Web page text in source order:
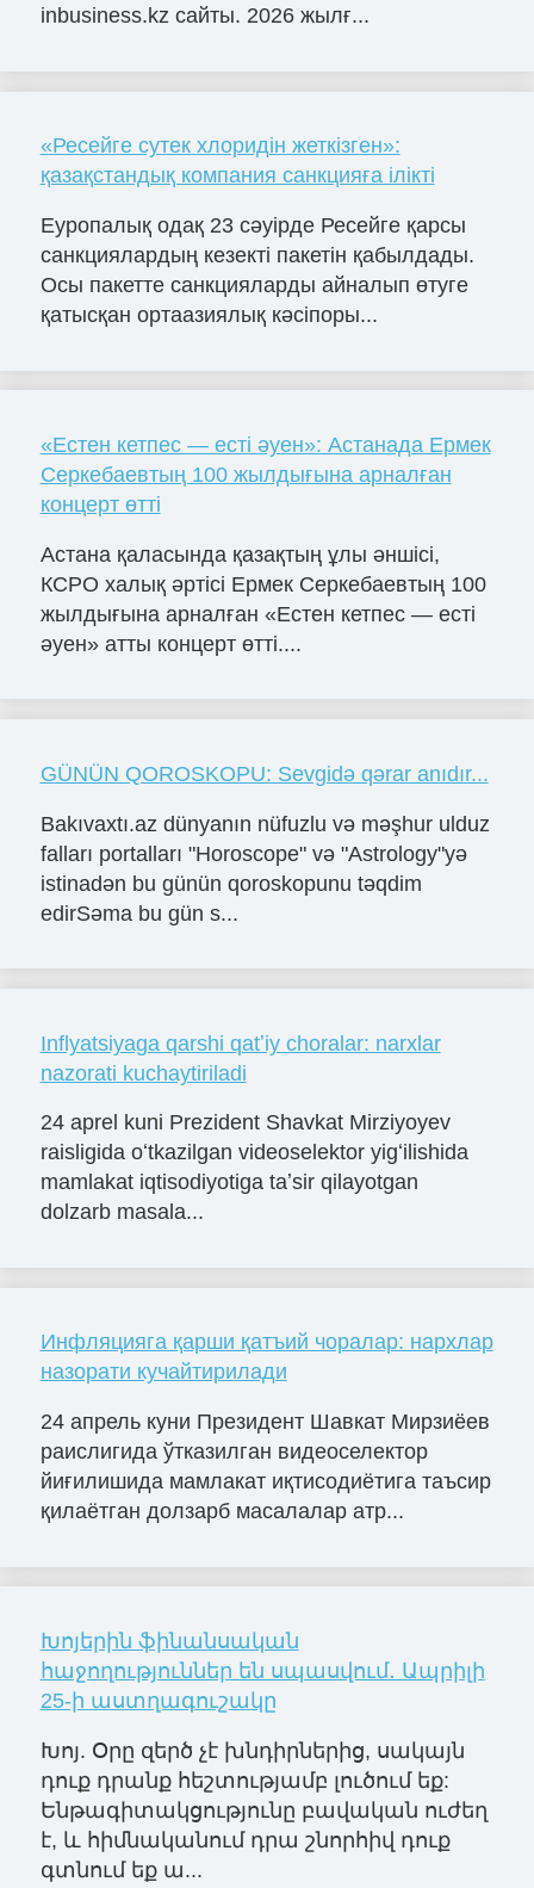
inbusiness.kz сайты. 2026 жылғ...
«Ресейге сутек хлоридін жеткізген»:
қазақстандық компания санкцияға ілікті
Еуропалық одақ 23 сәуірде Ресейге қарсы
санкциялардың кезекті пакетін қабылдады.
Осы пакетте санкцияларды айналып өтуге
қатысқан ортаазиялық кәсіпоры...
«Естен кетпес — есті әуен»: Астанада Ермек
Серкебаевтың 100 жылдығына арналған
концерт өтті
Астана қаласында қазақтың ұлы әншісі,
КСРО халық әртісі Ермек Серкебаевтың 100
жылдығына арналған «Естен кетпес — есті
әуен» атты концерт өтті....
GÜNÜN QOROSKOPU: Sevgidə qərar anıdır...
Bakıvaxtı.az dünyanın nüfuzlu və məşhur ulduz
falları portalları "Horoscope" və "Astrology"yə
istinadən bu günün qoroskopunu təqdim
edirSəma bu gün s...
Inflyatsiyaga qarshi qatʼiy choralar: narxlar
nazorati kuchaytiriladi
24 aprel kuni Prezident Shavkat Mirziyoyev
raisligida oʻtkazilgan videoselektor yigʻilishida
mamlakat iqtisodiyotiga taʼsir qilayotgan
dolzarb masala...
Инфляцияга қарши қатъий чоралар: нархлар
назорати кучайтирилади
24 апрель куни Президент Шавкат Мирзиёев
раислигида ўтказилган видеоселектор
йиғилишида мамлакат иқтисодиётига таъсир
қилаётган долзарб масалалар атр...
Խոյերին ֆինանսական
հաջողություններ են սպասվում․ Ապրիլի
25-ի աստղագուշակը
Խոյ. Օրը զերծ չէ խնդիրներից, սակայն
դուք դրանք հեշտությամբ լուծում եք:
Ենթագիտակցությունը բավական ուժեղ
է, և հիմնականում դրա շնորհիվ դուք
գտնում եք ա...